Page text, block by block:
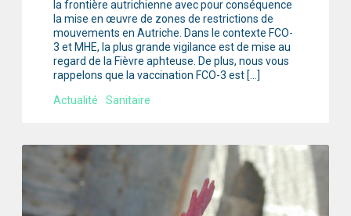
la frontière autrichienne avec pour conséquence
la mise en œuvre de zones de restrictions de
mouvements en Autriche. Dans le contexte FCO-
3 et MHE, la plus grande vigilance est de mise au
regard de la Fièvre aphteuse. De plus, nous vous
rappelons que la vaccination FCO-3 est […]
Actualité
Sanitaire